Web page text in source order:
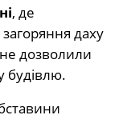
, де
даху
дозволили
будівлю.